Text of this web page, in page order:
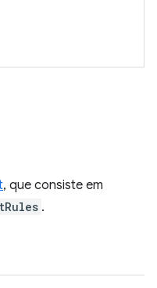
, que consiste em
.